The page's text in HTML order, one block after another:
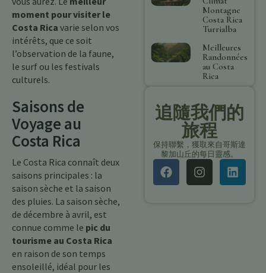
moment pour visiter le
Costa Rica varie selon vos
intérêts, que ce soit
l’observation de la faune,
le surf ou les festivals
culturels.
Saisons de
Voyage au
Costa Rica
Le Costa Rica connaît deux
saisons principales : la
saison sèche et la saison
des pluies. La saison sèche,
de décembre à avril, est
connue comme le pic du
tourisme au Costa Rica
en raison de son temps
ensoleillé, idéal pour les
Montagne
Costa Rica
Turrialba
Meilleures
Randonnées
au Costa
Rica
追隨我們的
旅程
保持聯繫，獲取來自哥斯達
黎加山丘的每日靈感。